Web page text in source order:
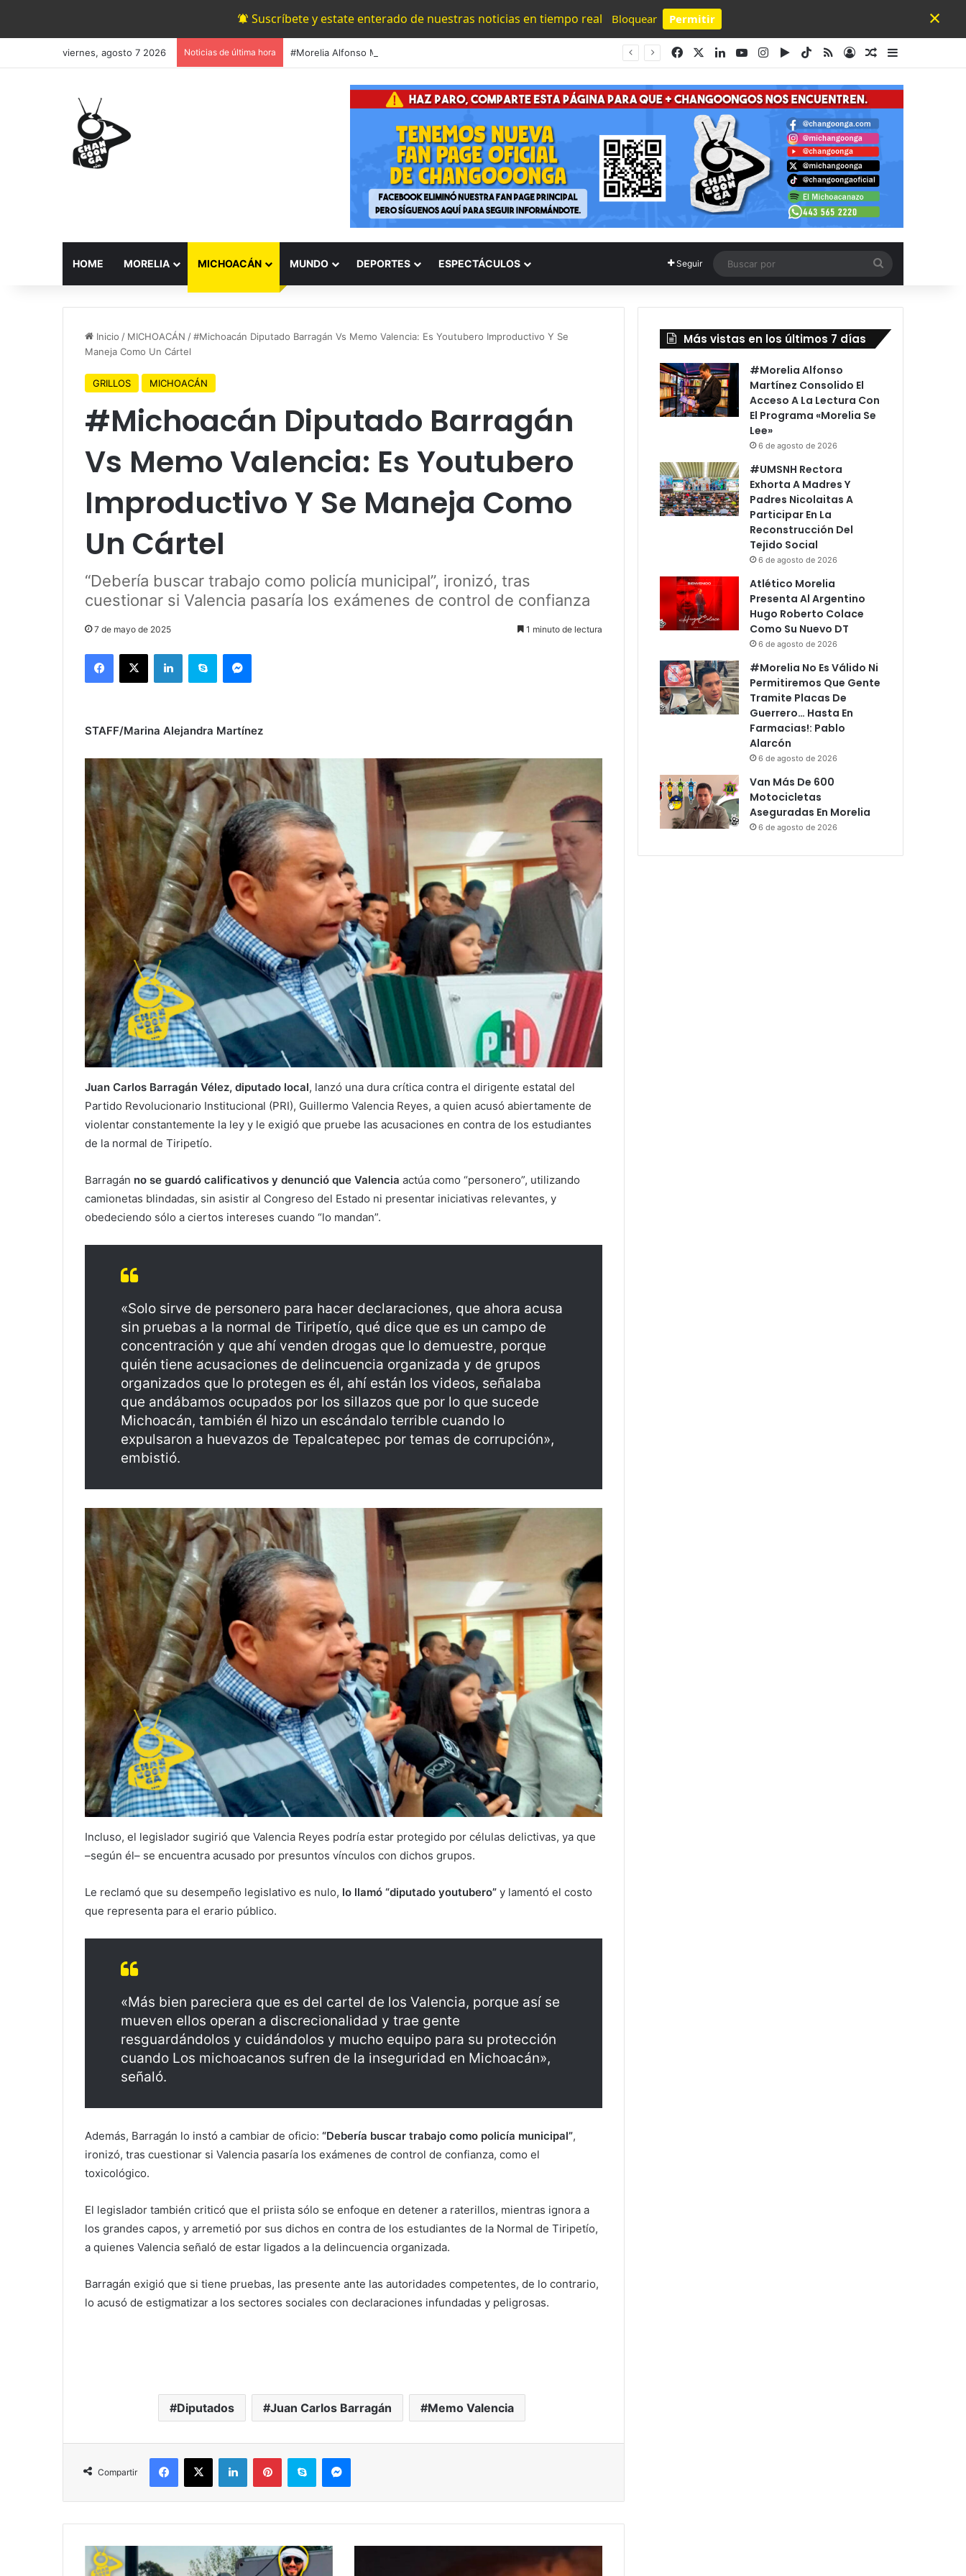
Suscríbete y estate enterado de nuestras noticias en tiempo real Bloquear Permitir
Powered by SendPulse
×
viernes, agosto 7 2026 Noticias de última hora FacebookLinkedInYouTubeInstagram
Google Play
TikTok
RSSAccesoPublicación al
Barra lateral
HOME MORELIA MICHOACÁN MUNDO DEPORTES ESPECTÁCULOS Seguir
por
Inicio / MICHOACÁN /#Michoacán Diputado Barragán Vs Memo Valencia: Es Youtubero Improductivo Y Se
Maneja Como Un Cártel
GRILLOS MICHOACÁN
#Michoacán Diputado Barragán
Vs Memo Valencia: Es Youtubero
Improductivo Y Se Maneja Como
Un Cártel
“Debería buscar trabajo como policía municipal”, ironizó, tras
cuestionar si Valencia pasaría los exámenes de control de confianza
7 de mayo de 2025 1 minuto de lectura
Facebook
X LinkedInSkype Messenger
STAFF/Marina Alejandra Martínez
Juan Carlos Barragán Vélez, diputado local, lanzó una dura crítica contra el dirigente estatal del
Partido Revolucionario Institucional (PRI), Guillermo Valencia Reyes, a quien acusó abiertamente de
violentar constantemente la ley y le exigió que pruebe las acusaciones en contra de los estudiantes
de la normal de Tiripetío.
Barragán no se guardó calificativos y denunció que Valencia actúa como “personero”, utilizando
camionetas blindadas, sin asistir al Congreso del Estado ni presentar iniciativas relevantes, y
obedeciendo sólo a ciertos intereses cuando “lo mandan”.
«Solo sirve de personero para hacer declaraciones, que ahora acusa
sin pruebas a la normal de Tiripetío, qué dice que es un campo de
concentración y que ahí venden drogas que lo demuestre, porque
quién tiene acusaciones de delincuencia organizada y de grupos
organizados que lo protegen es él, ahí están los videos, señalaba
que andábamos ocupados por los sillazos que por lo que sucede
Michoacán, también él hizo un escándalo terrible cuando lo
expulsaron a huevazos de Tepalcatepec por temas de corrupción»,
embistió.
Incluso, el legislador sugirió que Valencia Reyes podría estar protegido por células delictivas, ya que
–según él– se encuentra acusado por presuntos vínculos con dichos grupos.
Le reclamó que su desempeño legislativo es nulo, lo llamó “diputado youtubero” y lamentó el costo
que representa para el erario público.
«Más bien pareciera que es del cartel de los Valencia, porque así se
mueven ellos operan a discrecionalidad y trae gente
resguardándolos y cuidándolos y mucho equipo para su protección
cuando Los michoacanos sufren de la inseguridad en Michoacán»,
señaló.
Además, Barragán lo instó a cambiar de oficio: “Debería buscar trabajo como policía municipal”,
ironizó, tras cuestionar si Valencia pasaría los exámenes de control de confianza, como el
toxicológico.
El legislador también criticó que el priista sólo se enfoque en detener a raterillos, mientras ignora a
los grandes capos, y arremetió por sus dichos en contra de los estudiantes de la Normal de Tiripetío,
a quienes Valencia señaló de estar ligados a la delincuencia organizada.
Barragán exigió que si tiene pruebas, las presente ante las autoridades competentes, de lo contrario,
lo acusó de estigmatizar a los sectores sociales con declaraciones infundadas y peligrosas.
Diputados Juan Carlos Barragán Memo Valencia
Compartir
Facebook
X LinkedInPinterestSkype Messenger
#Morelia
De
Más vistas en los últimos 7 días
#Morelia Alfonso
Martínez Consolido El
Acceso A La Lectura Con
El Programa «Morelia Se
Lee»
6 de agosto de 2026
#UMSNH Rectora
Exhorta A Madres Y
Padres Nicolaitas A
Participar En La
Reconstrucción Del
Tejido Social
6 de agosto de 2026
Atlético Morelia
Presenta Al Argentino
Hugo Roberto Colace
Como Su Nuevo DT
6 de agosto de 2026
#Morelia No Es Válido Ni
Permitiremos Que Gente
Tramite Placas De
Guerrero… Hasta En
Farmacias!: Pablo
Alarcón
6 de agosto de 2026
Van Más De 600
Motocicletas
Aseguradas En Morelia
6 de agosto de 2026